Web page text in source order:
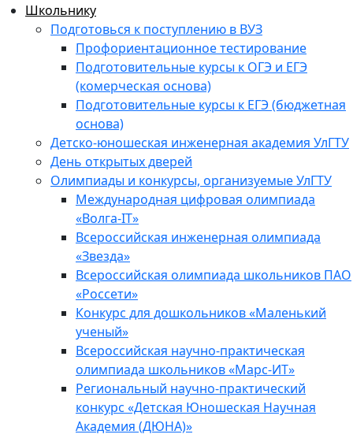
Школьнику
Подготовься к поступлению в ВУЗ
Профориентационное тестирование
Подготовительные курсы к ОГЭ и ЕГЭ
(комерческая основа)
Подготовительные курсы к ЕГЭ (бюджетная
основа)
Детско-юношеская инженерная академия УлГТУ
День открытых дверей
Олимпиады и конкурсы, организуемые УлГТУ
Международная цифровая олимпиада
«Волга-IT»
Всероссийская инженерная олимпиада
«Звезда»
Всероссийская олимпиада школьников ПАО
«Россети»
Конкурс для дошкольников «Маленький
ученый»
Всероссийская научно-практическая
олимпиада школьников «Марс-ИТ»
Региональный научно-практический
конкурс «Детская Юношеская Научная
Академия (ДЮНА)»